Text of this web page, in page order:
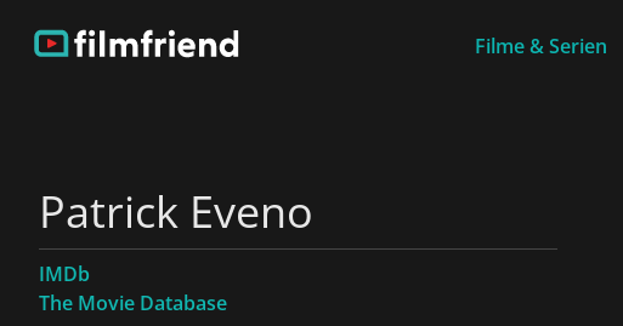
Filme & Serien
Patrick Eveno
IMDb
The Movie Database